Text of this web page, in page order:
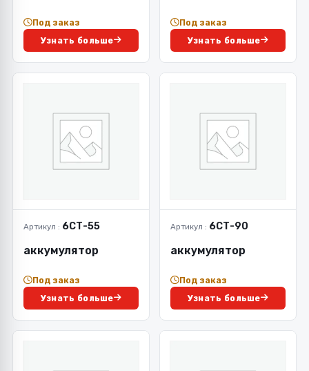
Под заказ
Узнать больше
Под заказ
Узнать больше
Артикул : 6СТ-55
аккумулятор
Под заказ
Узнать больше
Артикул : 6СТ-90
аккумулятор
Под заказ
Узнать больше